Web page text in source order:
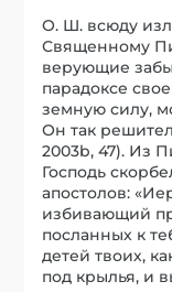
О. Ш. всюду
Священному
верующие
парадоксе
земную силу,
Он так
2003b, 47). Из
Господь
апостолов:
избивающий
посланных к
детей твоих,
под крылья, и